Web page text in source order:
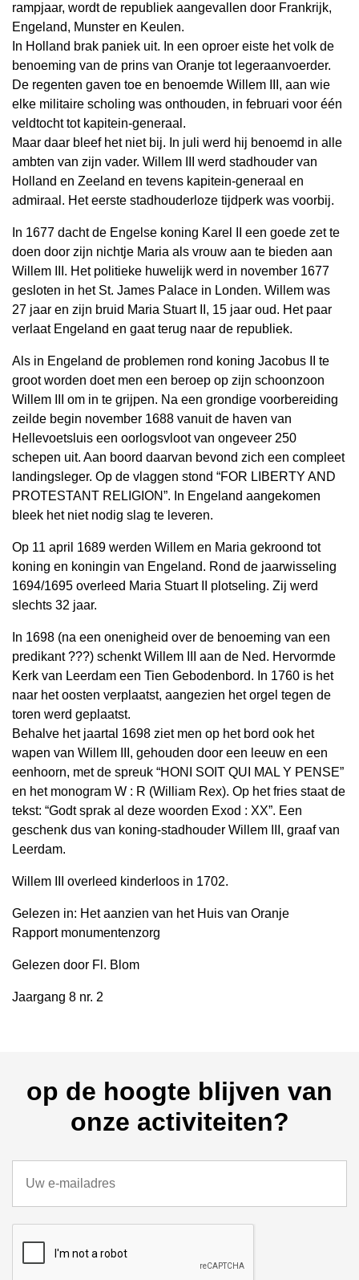
rampjaar, wordt de republiek aangevallen door Frankrijk,
Engeland, Munster en Keulen.
In Holland brak paniek uit. In een oproer eiste het volk de
benoeming van de prins van Oranje tot legeraanvoerder.
De regenten gaven toe en benoemde Willem III, aan wie
elke militaire scholing was onthouden, in februari voor één
veldtocht tot kapitein-generaal.
Maar daar bleef het niet bij. In juli werd hij benoemd in alle
ambten van zijn vader. Willem III werd stadhouder van
Holland en Zeeland en tevens kapitein-generaal en
admiraal. Het eerste stadhouderloze tijdperk was voorbij.
In 1677 dacht de Engelse koning Karel II een goede zet te
doen door zijn nichtje Maria als vrouw aan te bieden aan
Willem III. Het politieke huwelijk werd in november 1677
gesloten in het St. James Palace in Londen. Willem was
27 jaar en zijn bruid Maria Stuart II, 15 jaar oud. Het paar
verlaat Engeland en gaat terug naar de republiek.
Als in Engeland de problemen rond koning Jacobus II te
groot worden doet men een beroep op zijn schoonzoon
Willem III om in te grijpen. Na een grondige voorbereiding
zeilde begin november 1688 vanuit de haven van
Hellevoetsluis een oorlogsvloot van ongeveer 250
schepen uit. Aan boord daarvan bevond zich een compleet
landingsleger. Op de vlaggen stond “FOR LIBERTY AND
PROTESTANT RELIGION”. In Engeland aangekomen
bleek het niet nodig slag te leveren.
Op 11 april 1689 werden Willem en Maria gekroond tot
koning en koningin van Engeland. Rond de jaarwisseling
1694/1695 overleed Maria Stuart II plotseling. Zij werd
slechts 32 jaar.
In 1698 (na een onenigheid over de benoeming van een
predikant ???) schenkt Willem III aan de Ned. Hervormde
Kerk van Leerdam een Tien Gebodenbord. In 1760 is het
naar het oosten verplaatst, aangezien het orgel tegen de
toren werd geplaatst.
Behalve het jaartal 1698 ziet men op het bord ook het
wapen van Willem III, gehouden door een leeuw en een
eenhoorn, met de spreuk “HONI SOIT QUI MAL Y PENSE”
en het monogram W : R (William Rex). Op het fries staat de
tekst: “Godt sprak al deze woorden Exod : XX”. Een
geschenk dus van koning-stadhouder Willem III, graaf van
Leerdam.
Willem III overleed kinderloos in 1702.
Gelezen in: Het aanzien van het Huis van Oranje
Rapport monumentenzorg
Gelezen door Fl. Blom
Jaargang 8 nr. 2
op de hoogte blijven van
onze activiteiten?